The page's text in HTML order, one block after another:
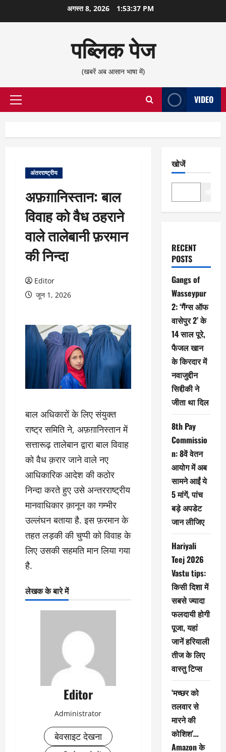
सामग्री
अगस्त 8, 2026 1:53:37 PM
पब्लिक पेज
(खबरें अब आसान भाषा में)
प्राथमिक
VIDEO
अंतरराष्ट्रीय
अफ़ग़ानिस्तान: बाल
विवाह को वैध ठहराने
वाले तालेबानी फ़रमान
की निन्दा
Editor
जून 1, 2026
बाल अधिकारों के लिए संयुक्त
राष्ट्र समिति ने, अफ़ग़ानिस्तान में
सत्तारूढ़ तालेबान द्वारा बाल विवाह
को वैध क़रार जाने वाले नए
आधिकारिक आदेश की कठोर
निन्दा करते हुए उसे अन्तरराष्ट्रीय
मानवाधिकार क़ानून का गम्भीर
उल्लंघन बताया है. इस फ़रमान के
तहत लड़की की चुप्पी को विवाह के
लिए उसकी सहमति मान लिया गया
है.
लेखक के बारे में
Editor
Administrator
बेवसाइट देखना
खोजें
RECENT
POSTS
Gangs of
Wasseypur
2: ‘गैंग्स ऑफ
वासेपुर 2’ के
14 साल पूरे,
फैजल खान
के किरदार में
नवाजुद्दीन
सिद्दीकी ने
जीता था दिल
8th Pay
Commissio
n: 8वें वेतन
आयोग में अब
सामने आईं ये
5 मांगें, पांच
बड़े अपडेट
जान लीजिए
Hariyali
Teej 2026
Vastu tips:
किसी दिशा में
सबसे ज्यादा
फलदायी होगी
पूजा, यहां
जानें हरियाली
तीज के लिए
वास्तु टिप्स
‘मच्छर को
तलवार से
मारने की
कोशिश’…
Amazon के